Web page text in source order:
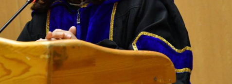
ФОТО МЭДЭЭ